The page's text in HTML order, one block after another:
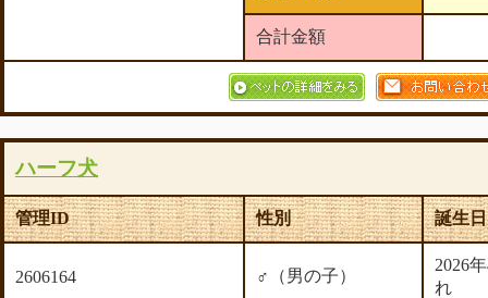
合計金額
ハーフ犬
管理ID 性別 誕生日
2606164 ♂（男の子）
2026
れ